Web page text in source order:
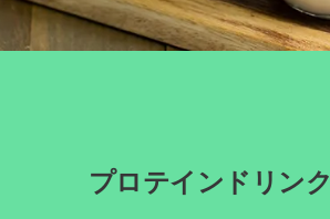
プロテインドリンク